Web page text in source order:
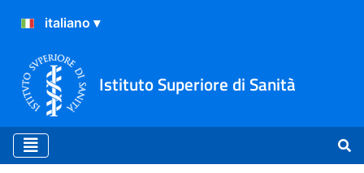
Istituto Superiore di Sanità